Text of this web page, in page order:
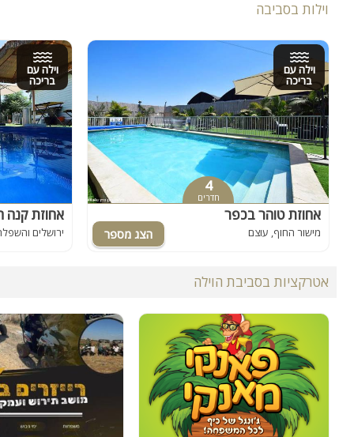
וילות בסביבה
וילה עם
בריכה
4
חדרים
אחוזת טוהר בכפר
מישור החוף, עוצם
וילה עם
בריכה
אחוזת קנה
ירושלים
אטרקציות בסביבת הוילה